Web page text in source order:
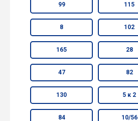
99 115
8 102
165 28
47 82
130 5 к 2
84 10/56